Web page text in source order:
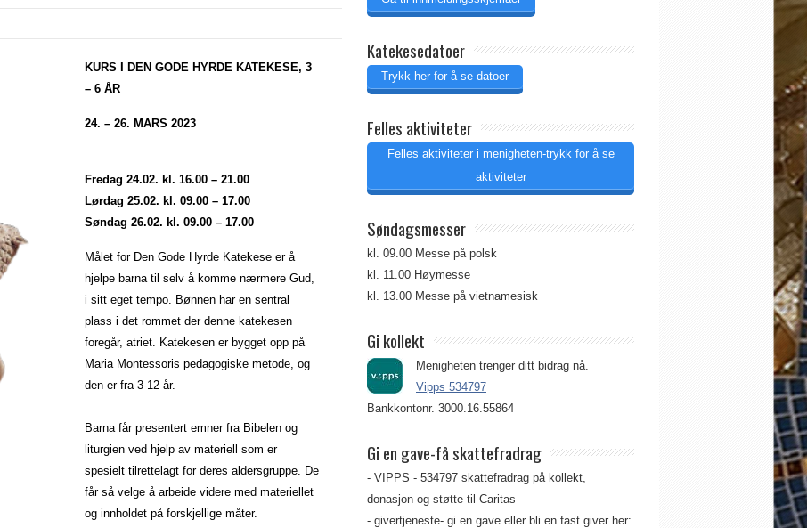
KURS I DEN GODE HYRDE KATEKESE, 3
– 6 ÅR
24. – 26. MARS 2023
Fredag 24.02. kl. 16.00 – 21.00
Lørdag 25.02. kl. 09.00 – 17.00
Søndag 26.02. kl. 09.00 – 17.00
Målet for Den Gode Hyrde Katekese er å
hjelpe barna til selv å komme nærmere Gud,
i sitt eget tempo. Bønnen har en sentral
plass i det rommet der denne katekesen
foregår, atriet. Katekesen er bygget opp på
Maria Montessoris pedagogiske metode, og
den er fra 3-12 år.
Barna får presentert emner fra Bibelen og
liturgien ved hjelp av materiell som er
spesielt tilrettelagt for deres aldersgruppe. De
får så velge å arbeide videre med materiellet
og innholdet på forskjellige måter.
Katekesedatoer
Trykk her for å se datoer
Felles aktiviteter
Felles aktiviteter i menigheten-trykk for å se
aktiviteter
Søndagsmesser
kl. 09.00 Messe på polsk
kl. 11.00 Høymesse
kl. 13.00 Messe på vietnamesisk
Gi kollekt
Menigheten trenger ditt bidrag nå.
Vipps 534797
Bankkontonr. 3000.16.55864
Gi en gave-få skattefradrag
- VIPPS - 534797 skattefradrag på kollekt,
donasjon og støtte til Caritas
- givertjeneste- gi en gave eller bli en fast giver her: